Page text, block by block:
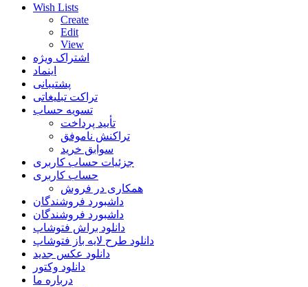
Wish Lists
Create
Edit
View
اشتراک ویژه
اینماد
پشتیبانی
تراکت تبلیغاتی
تسویه حساب
تأیید پرداخت
تراکنش ناموفق
سوابق خرید
جزئیات حساب کاربری
حساب کاربری
همکاری در فروش
داشبورد فروشندگان
داشبورد فروشندگان
دانلود براش فتوشاپ
دانلود طرح لایه باز فتوشاپ
دانلود عکس جدید
دانلود وکتور
درباره ما